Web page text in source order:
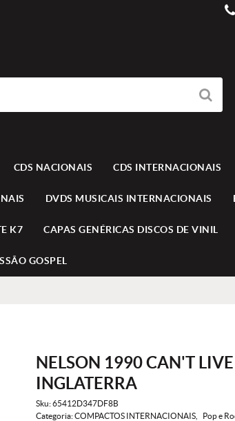
CDS NACIONAIS CDS INTERNACIONAIS
DVDS MUSICAIS INTERNACIONAIS
K7 CAPAS GENÉRICAS DISCOS DE VINIL
GOSPEL
NELSON 1990 CAN'T
INGLATERRA
Sku:65412D347DF8B
Categoria:COMPACTOS INTERNACIONAIS Pop e